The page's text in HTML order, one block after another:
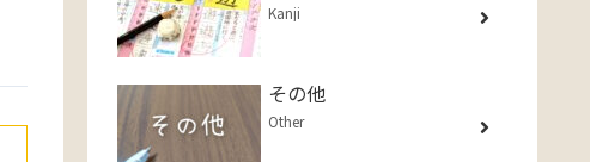
Kanji
その他
Other